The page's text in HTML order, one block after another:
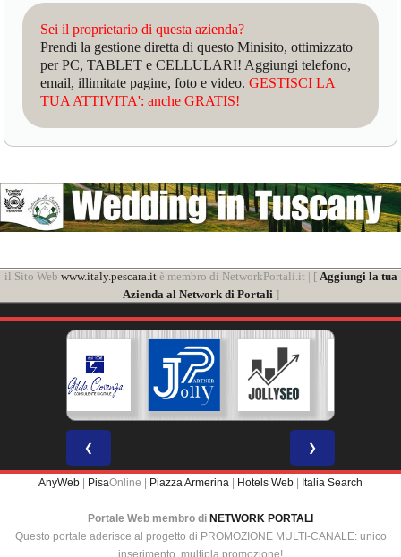
Sei il proprietario di questa azienda?
Prendi la gestione diretta di questo Minisito, ottimizzato
per PC, TABLET e CELLULARI! Aggiungi telefono,
email, illimitate pagine, foto e video.GESTISCI LA
TUA ATTIVITA': anche GRATIS!
il Sito Web www.italy.pescara.itè membro di NetworkPortali.it | [ Aggiungi la tua
Azienda al Network di Portali]
❮ ❯
AnyWeb PisaOnline | Piazza Armerina Hotels Web Italia Search
Portale Web membro di NETWORK PORTALI
Questo portale aderisce al progetto di PROMOZIONE MULTI-CANALE: unico
inserimento, multipla promozione!